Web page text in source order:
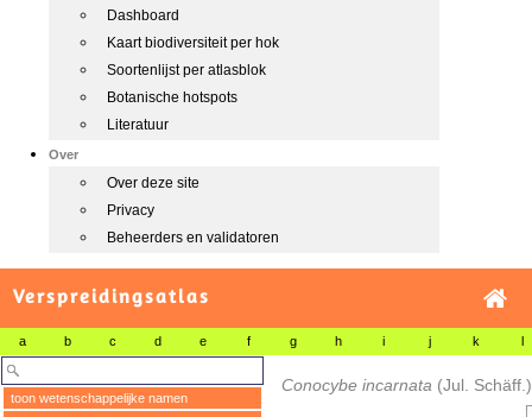
Dashboard
Kaart biodiversiteit per hok
Soortenlijst per atlasblok
Botanische hotspots
Literatuur
Over
Over deze site
Privacy
Beheerders en validatoren
Verspreidingsatlas
a b c d e f g h i j k l
toon wetenschappelijke namen
Conocybe incarnata (Jul.